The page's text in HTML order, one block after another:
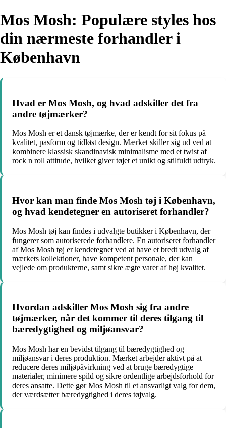
Mos Mosh: Populære styles hos
din nærmeste forhandler i
København
Hvad er Mos Mosh, og hvad adskiller det fra
andre tøjmærker?
Mos Mosh er et dansk tøjmærke, der er kendt for sit fokus på
kvalitet, pasform og tidløst design. Mærket skiller sig ud ved at
kombinere klassisk skandinavisk minimalisme med et twist af
rock n roll attitude, hvilket giver tøjet et unikt og stilfuldt udtryk.
Hvor kan man finde Mos Mosh tøj i København,
og hvad kendetegner en autoriseret forhandler?
Mos Mosh tøj kan findes i udvalgte butikker i København, der
fungerer som autoriserede forhandlere. En autoriseret forhandler
af Mos Mosh tøj er kendetegnet ved at have et bredt udvalg af
mærkets kollektioner, have kompetent personale, der kan
vejlede om produkterne, samt sikre ægte varer af høj kvalitet.
Hvordan adskiller Mos Mosh sig fra andre
tøjmærker, når det kommer til deres tilgang til
bæredygtighed og miljøansvar?
Mos Mosh har en bevidst tilgang til bæredygtighed og
miljøansvar i deres produktion. Mærket arbejder aktivt på at
reducere deres miljøpåvirkning ved at bruge bæredygtige
materialer, minimere spild og sikre ordentlige arbejdsforhold for
deres ansatte. Dette gør Mos Mosh til et ansvarligt valg for dem,
der værdsætter bæredygtighed i deres tøjvalg.